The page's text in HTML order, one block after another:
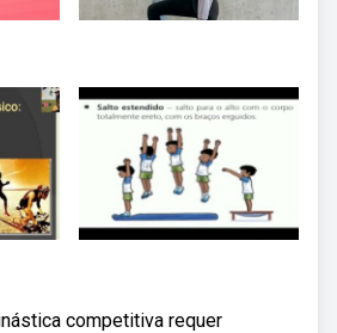
competitiva requer